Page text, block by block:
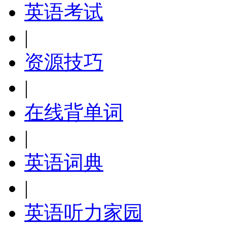
英语考试
|
资源技巧
|
在线背单词
|
英语词典
|
英语听力家园